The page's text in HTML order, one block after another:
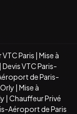
VTC Paris | Mise à
| Devis VTC Paris-
de Paris-
| Mise à
| Chauffeur Privé
Aéroport de Paris